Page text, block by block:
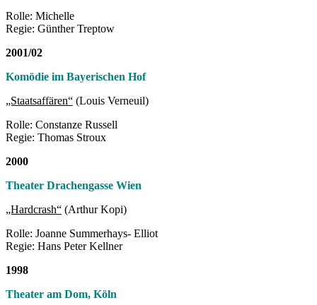
Rolle: Michelle
Regie: Günther Treptow
2001/02
Komödie im Bayerischen Hof
„Staatsaffären“ (Louis Verneuil)
Rolle: Constanze Russell
Regie: Thomas Stroux
2000
Theater Drachengasse Wien
„Hardcrash“ (Arthur Kopi)
Rolle: Joanne Summerhays- Elliot
Regie: Hans Peter Kellner
1998
Theater am Dom, Köln